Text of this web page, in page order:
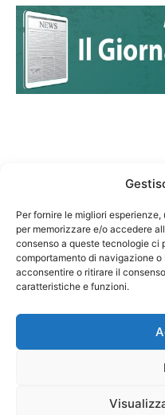
Per fornire le migliori
per memorizzare e/o accedere
consenso a queste tecnologie ci
comportamento di navigazione o
acconsentire o ritirare il
caratteristiche e funzioni.
Federazione
codice
Responsabile sito
Privacy Policy